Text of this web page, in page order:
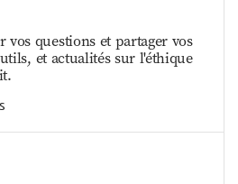
questions et partager vos
et actualités sur l'éthique